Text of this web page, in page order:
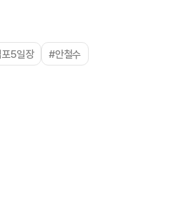
5일장 #안철수